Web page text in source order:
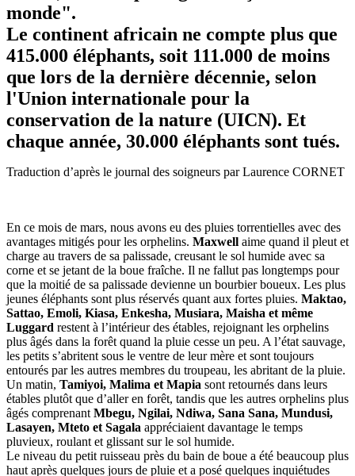
monde".
Le continent africain ne compte plus que
415.000 éléphants, soit 111.000 de moins
que lors de la dernière décennie, selon
l'Union internationale pour la
conservation de la nature (UICN). Et
chaque année, 30.000 éléphants sont tués.
Traduction d’après le journal des soigneurs par Laurence CORNET
En ce mois de mars, nous avons eu des pluies torrentielles avec des
avantages mitigés pour les orphelins. Maxwell aime quand il pleut et
charge au travers de sa palissade, creusant le sol humide avec sa
corne et se jetant de la boue fraîche. Il ne fallut pas longtemps pour
que la moitié de sa palissade devienne un bourbier boueux. Les plus
jeunes éléphants sont plus réservés quant aux fortes pluies. Maktao,
Sattao, Emoli, Kiasa, Enkesha, Musiara, Maisha et même
Luggard restent à l’intérieur des étables, rejoignant les orphelins
plus âgés dans la forêt quand la pluie cesse un peu. A l’état sauvage,
les petits s’abritent sous le ventre de leur mère et sont toujours
entourés par les autres membres du troupeau, les abritant de la pluie.
Un matin, Tamiyoi, Malima et Mapia sont retournés dans leurs
étables plutôt que d’aller en forêt, tandis que les autres orphelins plus
âgés comprenant Mbegu, Ngilai, Ndiwa, Sana Sana, Mundusi,
Lasayen, Mteto et Sagala appréciaient davantage le temps
pluvieux, roulant et glissant sur le sol humide.
Le niveau du petit ruisseau près du bain de boue a été beaucoup plus
haut après quelques jours de pluie et a posé quelques inquiétudes